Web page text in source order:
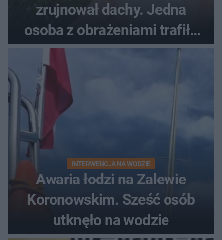
zrujnował dachy. Jedna
osoba z obrażeniami trafiła
do szpitala
INTERWENCJA NA WODZIE
Awaria łodzi na Zalewie
Koronowskim. Sześć osób
utknęło na wodzie